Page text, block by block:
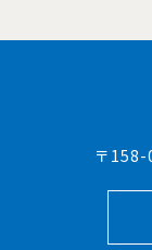
〒158-